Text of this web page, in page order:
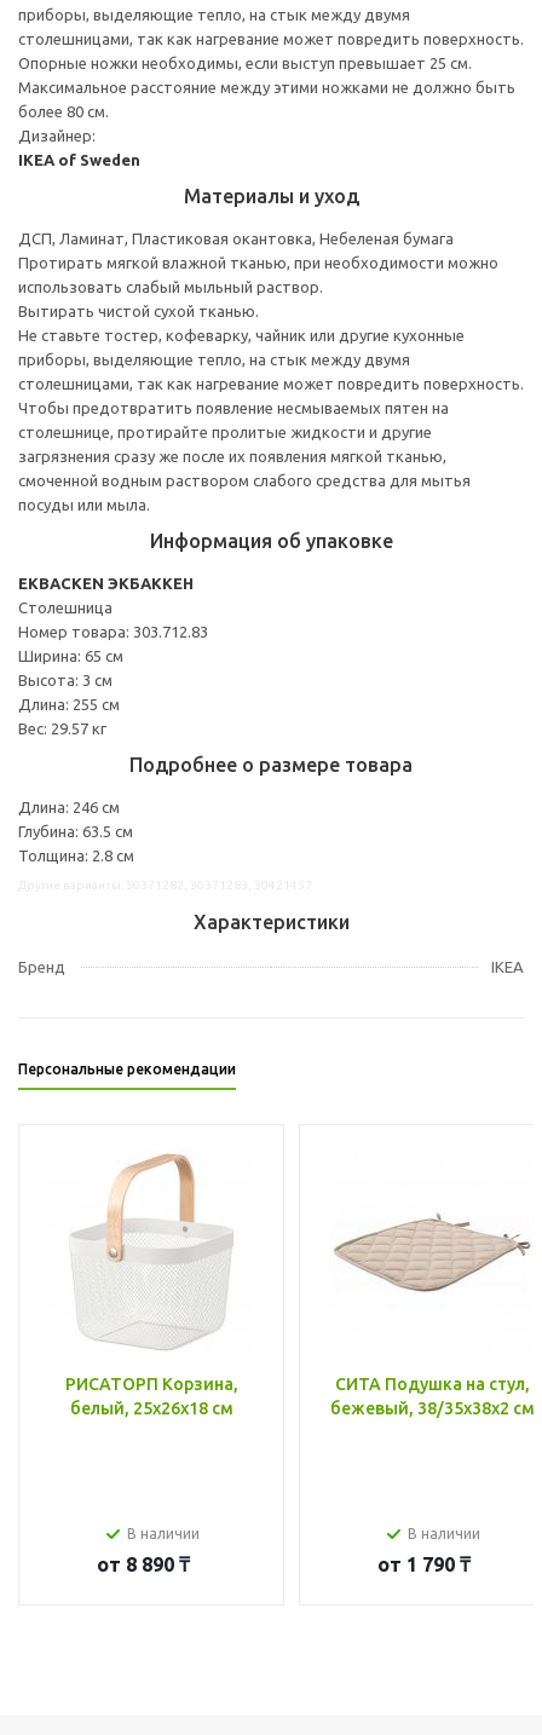
приборы, выделяющие тепло, на стык между двумя
столешницами, так как нагревание может повредить поверхность.
Опорные ножки необходимы, если выступ превышает 25 см.
Максимальное расстояние между этими ножками не должно быть
более 80 см.
Дизайнер:
IKEA of Sweden
Материалы и уход
ДСП, Ламинат, Пластиковая окантовка, Небеленая бумага
Протирать мягкой влажной тканью, при необходимости можно
использовать слабый мыльный раствор.
Вытирать чистой сухой тканью.
Не ставьте тостер, кофеварку, чайник или другие кухонные
приборы, выделяющие тепло, на стык между двумя
столешницами, так как нагревание может повредить поверхность.
Чтобы предотвратить появление несмываемых пятен на
столешнице, протирайте пролитые жидкости и другие
загрязнения сразу же после их появления мягкой тканью,
смоченной водным раствором слабого средства для мытья
посуды или мыла.
Информация об упаковке
EKBACKEN ЭКБАККЕН
Столешница
Номер товара: 303.712.83
Ширина: 65 см
Высота: 3 см
Длина: 255 см
Вес: 29.57 кг
Подробнее о размере товара
Длина: 246 см
Глубина: 63.5 см
Толщина: 2.8 см
Характеристики
Бренд IKEA
Персональные рекомендации
РИСАТОРП Корзина,
белый, 25x26x18 см
В наличии
от 8 890 ₸
СИТА Подушка на стул,
бежевый, 38/35x38x2 см
В наличии
от 1 790 ₸